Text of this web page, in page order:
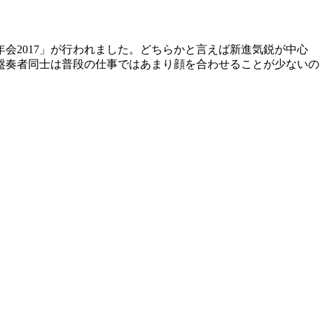
2017」が行われました。どちらかと言えば新進気鋭が中心
者同士は普段の仕事ではあまり顔を合わせることが少ないの